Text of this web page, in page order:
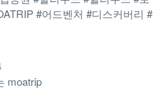
#어드벤처 #디스커버리 #
moatrip